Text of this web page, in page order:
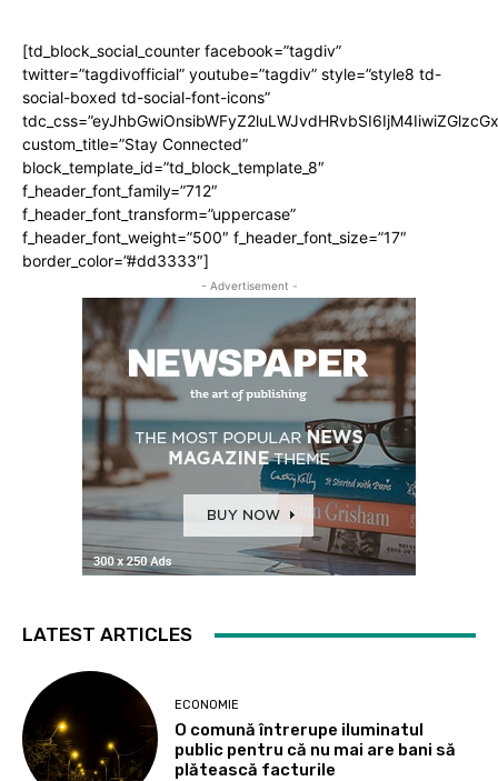
[td_block_social_counter facebook=”tagdiv”
twitter=”tagdivofficial” youtube=”tagdiv” style=”style8 td-
social-boxed td-social-font-icons”
custom_title=”Stay Connected”
block_template_id=”td_block_template_8″
f_header_font_family=”712″
f_header_font_transform=”uppercase”
f_header_font_weight=”500″ f_header_font_size=”17″
border_color=”#dd3333″]
- Advertisement -
LATEST ARTICLES
ECONOMIE
O comună întrerupe iluminatul
public pentru că nu mai are bani să
plătească facturile